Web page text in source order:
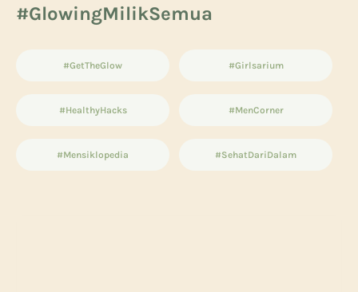
#GlowingMilikSemua
#GetTheGlow #Girlsarium
#HealthyHacks #MenCorner
#Mensiklopedia #SehatDariDalam